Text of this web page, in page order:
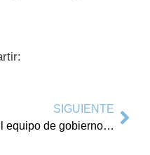
SIGUIENTE
El equipo de gobierno local presenta el presupuesto de 2025 que asciende a casi 50 millones de euros para ser aprobado por el Pleno la próxima semana